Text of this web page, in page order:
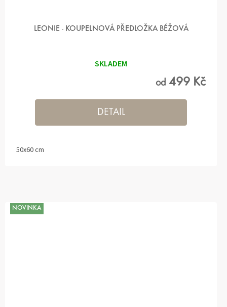
LEONIE - KOUPELNOVÁ PŘEDLOŽKA BÉŽOVÁ
SKLADEM
od 499 Kč
DETAIL
50x60 cm
NOVINKA